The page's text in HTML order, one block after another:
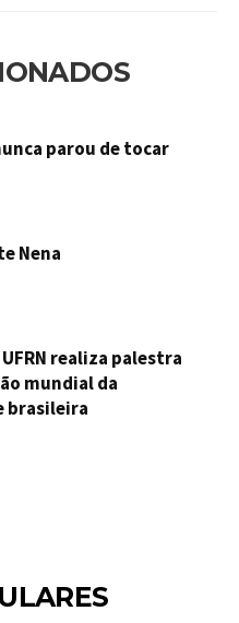
parou de tocar
Nena
realiza palestra
mundial da
brasileira